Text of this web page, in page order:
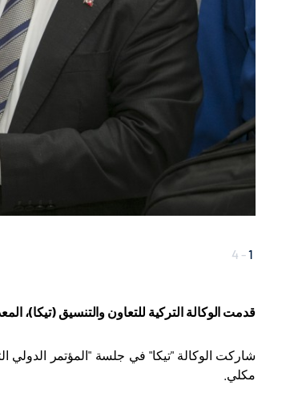
1
-
4
قدمت الوكالة التركية للتعاون والتنسيق (تيكا)،
شاركت الوكالة "تيكا" في جلسة "المؤتمر الدولي
مكلي.